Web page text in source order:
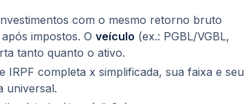
com o mesmo retorno bruto
impostos. O veículo (ex.: PGBL/VGBL,
tanto quanto o ativo.
IRPF completa x simplificada, sua faixa e seu
universal.